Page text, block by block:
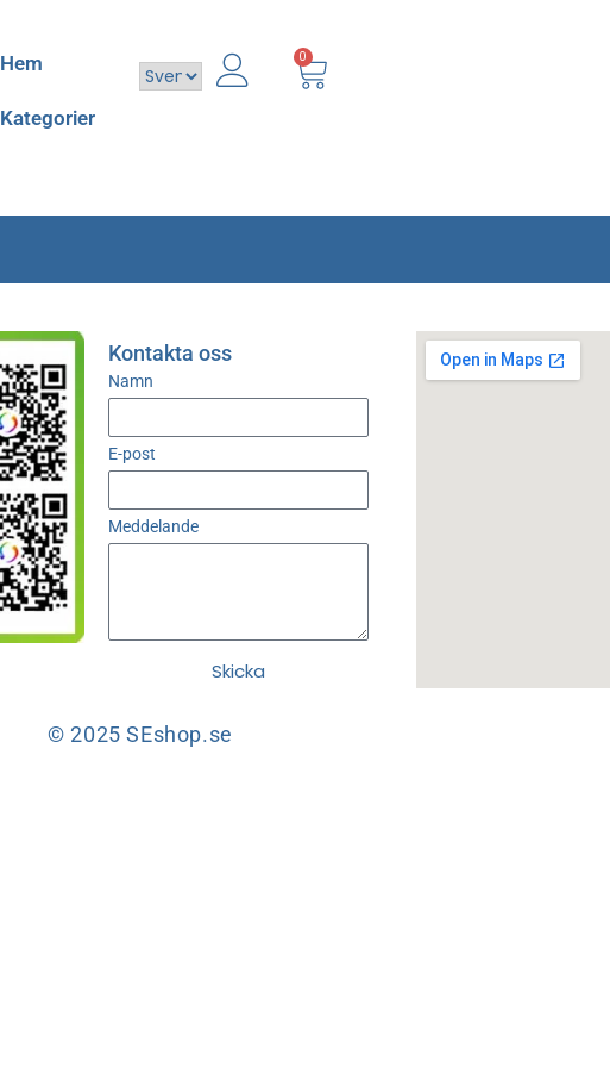
Hem
Kategorier
0
Kontakta oss
Namn
E-post
Meddelande
Skicka
© 2025 SEshop.se